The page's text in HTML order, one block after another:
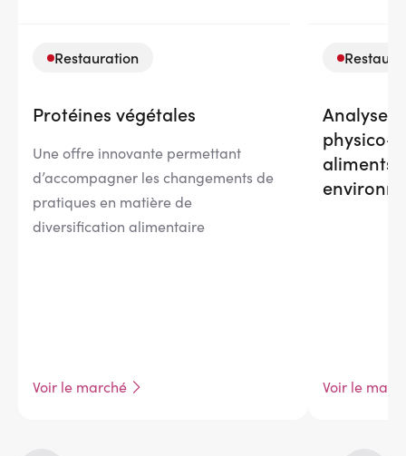
Restauration
Protéines végétales
Une offre innovante permettant
d’accompagner les changements de
pratiques en matière de
diversification alimentaire
Voir le marché
Analyses
physico-
aliments,
Voir le